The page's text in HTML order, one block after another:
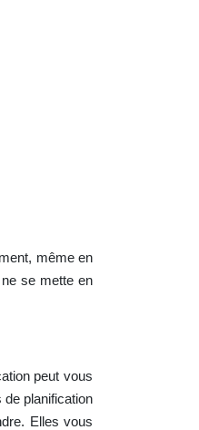
même en
se mette en
peut vous
planification
Elles vous